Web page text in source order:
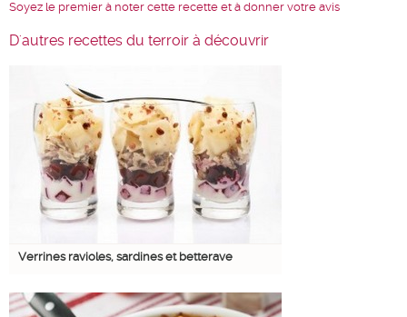
Soyez le premier à noter cette recette et à donner votre avis
D'autres recettes du terroir à découvrir
Verrines ravioles, sardines et betterave